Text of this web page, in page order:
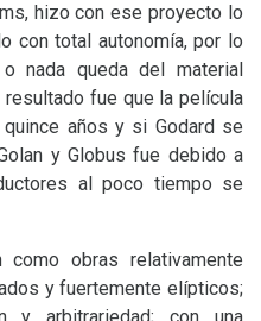
hizo con ese proyecto lo
con total autonomía, por lo
nada queda del material
resultado fue que la película
quince años y si Godard se
y Globus fue debido a
al poco tiempo se
obras relativamente
y fuertemente elípticos;